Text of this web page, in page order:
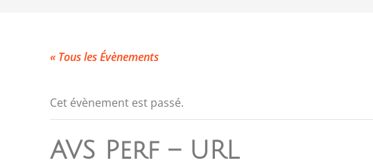
« Tous les Évènements
Cet évènement est passé.
AVS Perf – URL